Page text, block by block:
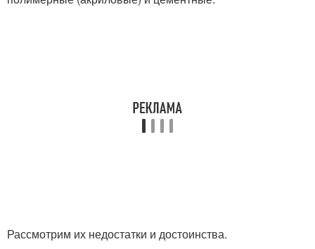
Рассмотрим их недостатки и достоинства.